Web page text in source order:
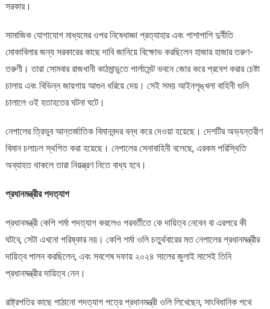
সরকার।
সামাজিক যোগাযোগ মাধ্যমের ওপর নিষেধাজ্ঞা প্রত্যাহার এবং পাশাপাশি দুর্নীতি
মোকাবিলার জন্য সরকারের কাছে দাবি জানিয়ে বিক্ষোভ করছিলেন হাজার হাজার তরুণ-
তরুণী। তারা সোমবার রাজধানী কাঠমান্ডুতে পার্লামেন্ট ভবনে জোর করে প্রবেশ করার চেষ্টা
চালায় এবং বিভিন্ন জায়গায় আগুন ধরিয়ে দেয়। সেই সময় আইনশৃঙ্খলা বাহিনী গুলি
চালালে ওই হতাহতের ঘটনা ঘটে।
নেপালের ত্রিভুব আন্তর্জাতিক বিমানবন্দর বন্ধ করে দেওয়া হয়েছে। দেশটির অভ্যন্তরীণ
বিমান চলাচল স্থগিত করা হয়েছে। নেপালের সেনাবাহিনী বলেছে, এরকম পরিস্থিতি
অব্যাহত থাকলে তারা নিয়ন্ত্রণ নিতে বাধ্য হবে।
প্রধানমন্ত্রীর পদত্যাগ
প্রধানমন্ত্রী কেপি শর্মা পদত্যাগ করলেও পরবর্তীতে কে দায়িত্ব নেবেন বা এরপরে কী
ঘটবে, সেটা এখনো পরিষ্কার নয়। কেপি শর্মা ওলি চতুর্থবারের মত নেপালের প্রধানমন্ত্রীর
দায়িত্ব পালন করছিলেন, এবং সবশেষ দফায় ২০২৪ সালের জুলাই মাসেই তিনি
প্রধানমন্ত্রীর দায়িত্ব নেন।
রাষ্ট্রপতির কাছে পাঠানো পদত্যাগ পত্রে প্রধানমন্ত্রী ওলি লিখেছেন, সাংবিধানিক পথে